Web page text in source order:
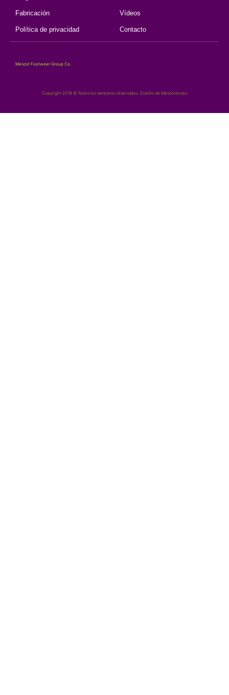
Fabricación
Política de privacidad
Vídeos
Contacto
Mescot Footwear Group Co.
Copyright 2018 © Todos los derechos reservados. Diseño de Mescotshoes